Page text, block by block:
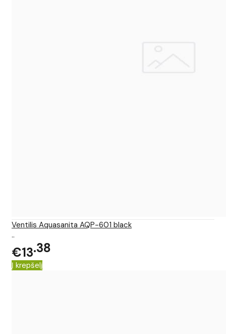
Ventilis Aquasanita AQP-601 black
..
€13 38
Į krepšelį